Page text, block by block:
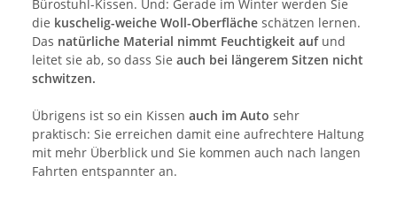
Bürostuhl-Kissen. Und: Gerade im Winter werden Sie
die kuschelig-weiche Woll-Oberfläche schätzen lernen.
Das natürliche Material nimmt Feuchtigkeit aufund
leitet sie ab, so dass Sie auch bei längerem Sitzen nicht
schwitzen.
Übrigens ist so ein Kissen auch im Auto sehr
praktisch: Sie erreichen damit eine aufrechtere Haltung
mit mehr Überblick und Sie kommen auch nach langen
Fahrten entspannter an.